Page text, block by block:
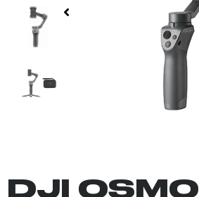
DJI OSMO